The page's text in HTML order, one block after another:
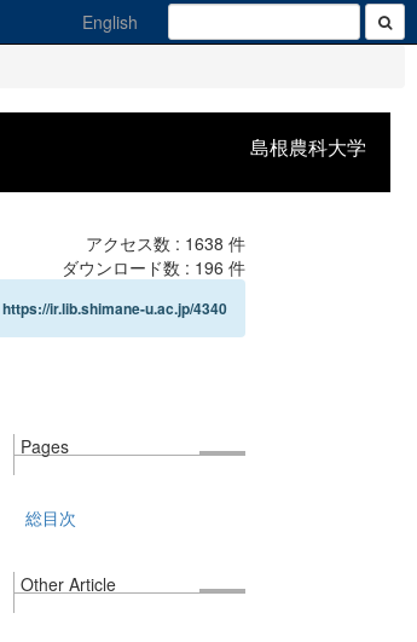
English
島根農科大学
アクセス数 : 1638 件
ダウンロード数 : 196 件
https://ir.lib.shimane-u.ac.jp/4340
Pages
総目次
Other Article